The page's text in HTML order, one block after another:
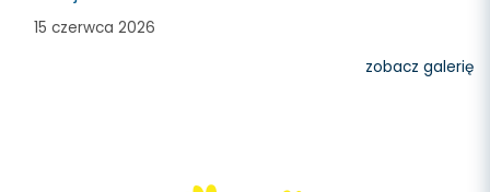
15 czerwca 2026
zobacz galerię